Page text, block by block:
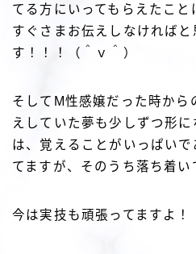
てる方にいってもらえたこと
すぐさまお伝えしなければ
す！！！（＾ｖ＾）
そしてM性感嬢だった時から
えしていた夢も少しずつ形に
は、覚えることがいっぱい
てますが、そのうち落ち着い
今は実技も頑張ってますよ！